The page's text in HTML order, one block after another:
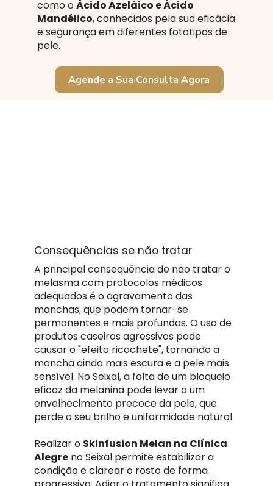
como oÁcido Azeláico e Ácido
Mandélico, conhecidos pela sua eficácia
e segurança em diferentes fototipos de
pele.
Agende a Sua Consulta Agora
Consequências se não tratar
A principal consequência de não tratar o
melasma com protocolos médicos
adequados é o agravamento das
manchas, que podem tornar-se
permanentes e mais profundas. O uso de
produtos caseiros agressivos pode
causar o "efeito ricochete", tornando a
mancha ainda mais escura e a pele mais
sensível. No Seixal, a falta de um bloqueio
eficaz da melanina pode levar a um
envelhecimento precoce da pele, que
perde o seu brilho e uniformidade natural.
Realizar o Skinfusion Melan na Clínica
Alegreno Seixal permite estabilizar a
condição e clarear o rosto de forma